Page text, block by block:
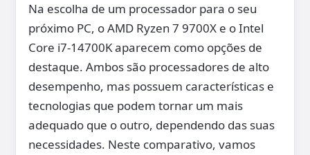
Na escolha de um processador para o seu
próximo PC, o AMD Ryzen 7 9700X e o Intel
Core i7-14700K aparecem como opções de
destaque. Ambos são processadores de alto
desempenho, mas possuem características e
tecnologias que podem tornar um mais
adequado que o outro, dependendo das suas
necessidades. Neste comparativo, vamos